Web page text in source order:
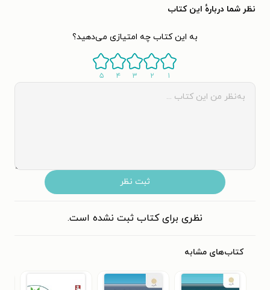
نظر شما دربارهٔ این کتاب
به این کتاب چه امتیازی می‌دهید؟
۱ ۲ ۳ ۴ ۵
ثبت نظر
نظری برای کتاب ثبت نشده است.
کتاب‌های مشابه